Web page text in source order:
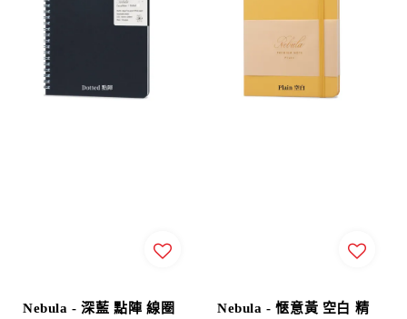
Nebula - 深藍 點陣 線圈
Nebula - 愜意黃 空白 精